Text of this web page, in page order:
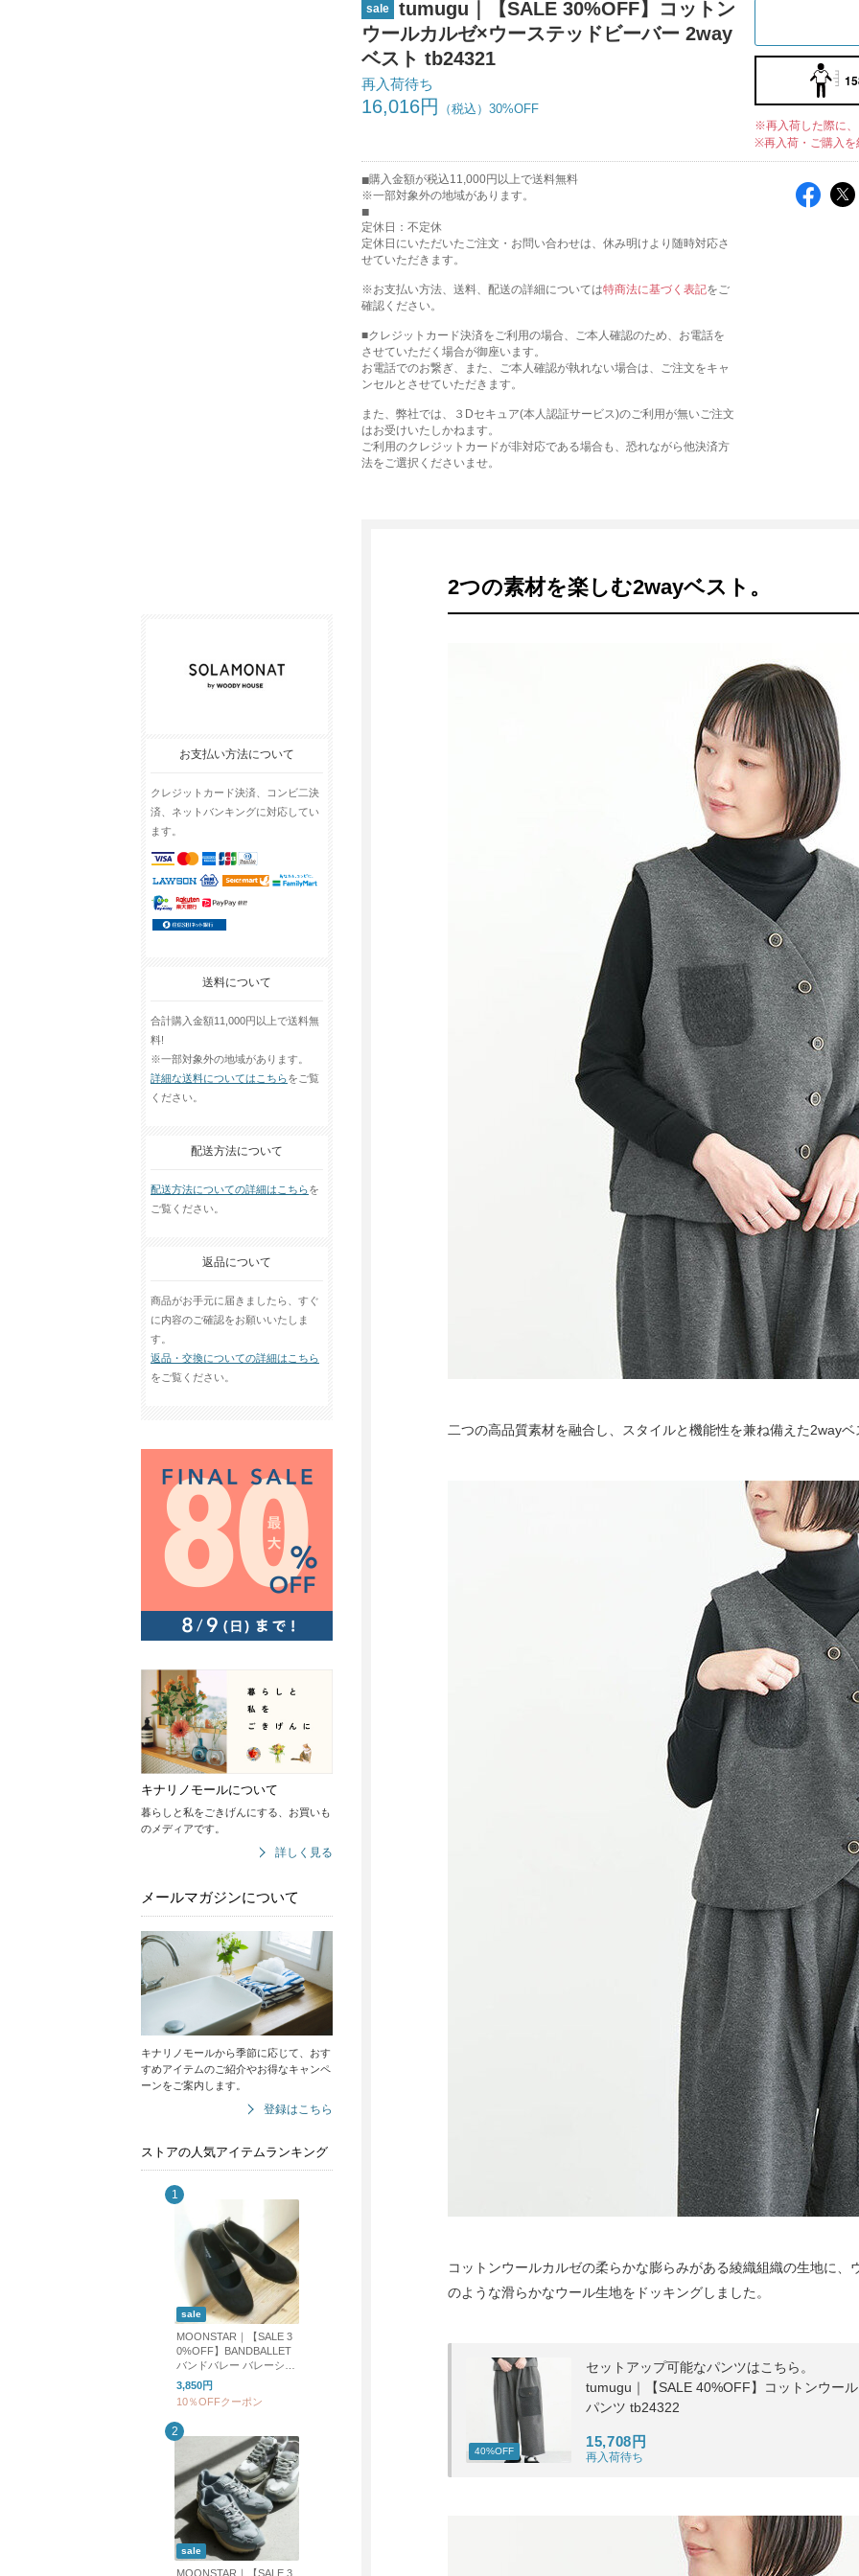
お支払い方法について
クレジットカード決済、コンビ二決
済、ネットバンキングに対応してい
ます。
送料について
合計購入金額11,000円以上で送料無
料!
※一部対象外の地域があります。
詳細な送料についてはこちらをご覧
ください。
配送方法について
配送方法についての詳細はこちらを
ご覧ください。
返品について
商品がお手元に届きましたら、すぐ
に内容のご確認をお願いいたしま
す。
返品・交換についての詳細はこちら
をご覧ください。
キナリノモールについて
暮らしと私をごきげんにする、お買いも
のメディアです。
詳しく見る
メールマガジンについて
キナリノモールから季節に応じて、おす
すめアイテムのご紹介やお得なキャンペ
ーンをご案内します。
登録はこちら
ストアの人気アイテムランキング
sale
MOONSTAR｜【SALE 3
0%OFF】BANDBALLET
バンドバレー バレーシュ
ーズ フラットシューズ b
andballet
3,850円
10％OFFクーポン
sale
MOONSTAR｜【SALE 3
sale
tumugu｜【SALE 30%OFF】コットン
ウールカルゼ×ウーステッドビーバー 2way
ベスト tb24321
再入荷待ち
16,016円 30%OFF
※再入荷した際に
※再入荷・ご購入を
購入金額が税込11,000円以上で送料無料
※一部対象外の地域があります。
定休日：不定休
定休日にいただいたご注文・お問い合わせは、休み明けより随時対応さ
せていただきます。
※お支払い方法、送料、配送の詳細については特商法に基づく表記をご
確認ください。
■クレジットカード決済をご利用の場合、ご本人確認のため、お電話を
させていただく場合が御座います。
お電話でのお繋ぎ、また、ご本人確認が執れない場合は、ご注文をキャ
ンセルとさせていただきます。
また、弊社では、３Dセキュア(本人認証サービス)のご利用が無いご注文
はお受けいたしかねます。
ご利用のクレジットカードが非対応である場合も、恐れながら他決済方
法をご選択くださいませ。
2つの素材を楽しむ2wayベスト。
二つの高品質素材を融合し、スタイルと機能性を兼ね備えた2wayベ
コットンウールカルゼの柔らかな膨らみがある綾織組織の生地に、
のような滑らかなウール生地をドッキングしました。
40%OFF
セットアップ可能なパンツはこちら。
tumugu｜【SALE 40%OFF】コットンウー
パンツ tb24322
15,708円
再入荷待ち